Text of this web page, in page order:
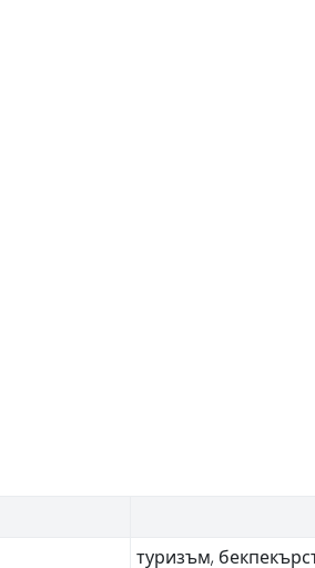
туризъм,